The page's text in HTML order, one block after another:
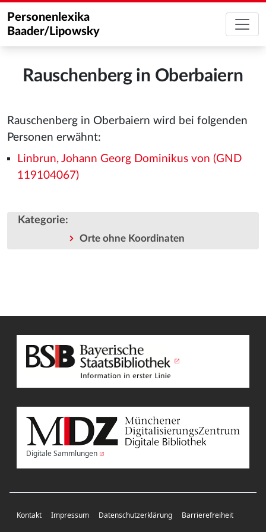
Personenlexika
Baader/Lipowsky
Rauschenberg in Oberbaiern
Rauschenberg in Oberbaiern wird bei folgenden
Personen erwähnt:
Linbrun, Johann Georg Dominikus von (GND
119104067)
Kategorie:
Orte ohne Koordinaten
Digitale Sammlungen
Kontakt Impressum Datenschutzerklärung Barrierefreiheit